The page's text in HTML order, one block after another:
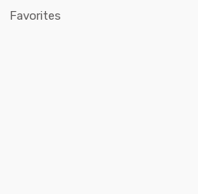
Favorites